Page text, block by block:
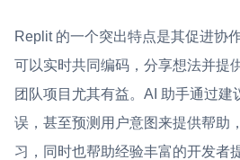
Replit 的一个突出特点是其促进协
可以实时共同编码，分享想法并提
团队项目尤其有益。AI 助手通过建
误，甚至预测用户意图来提供帮助
习，同时也帮助经验丰富的开发者